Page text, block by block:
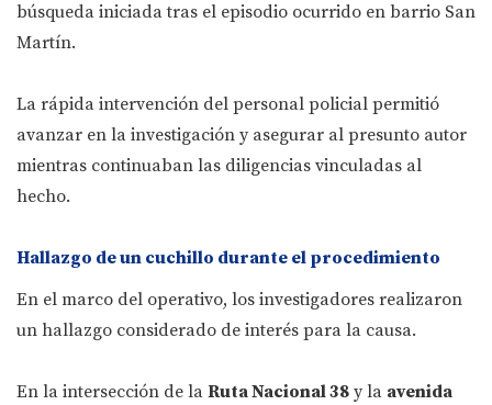
búsqueda iniciada tras el episodio ocurrido en barrio San
Martín.
La rápida intervención del personal policial permitió
avanzar en la investigación y asegurar al presunto autor
mientras continuaban las diligencias vinculadas al
hecho.
Hallazgo de un cuchillo durante el procedimiento
En el marco del operativo, los investigadores realizaron
un hallazgo considerado de interés para la causa.
En la intersección de la Ruta Nacional 38 y la avenida